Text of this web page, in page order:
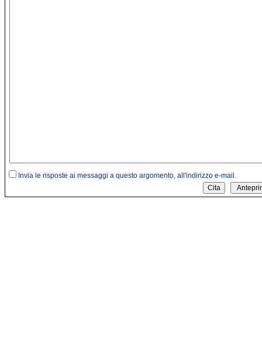
Invia le risposte ai messaggi a questo argomento, all'indirizzo e-mail.